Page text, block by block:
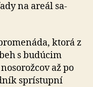
na areál sa­
ktorá z
s budúcim
až po
sprístupní